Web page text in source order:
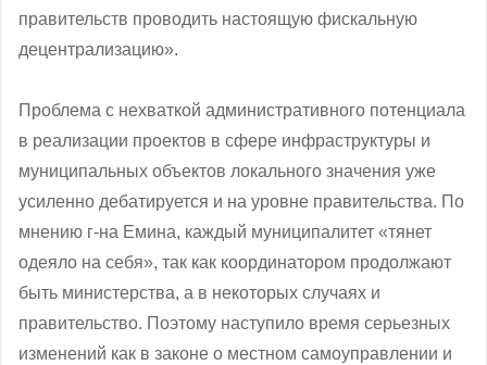
правительств проводить настоящую фискальную
децентрализацию».
Проблема с нехваткой административного потенциала
в реализации проектов в сфере инфраструктуры и
муниципальных объектов локального значения уже
усиленно дебатируется и на уровне правительства. По
мнению г-на Емина, каждый муниципалитет «тянет
одеяло на себя», так как координатором продолжают
быть министерства, а в некоторых случаях и
правительство. Поэтому наступило время серьезных
изменений как в законе о местном самоуправлении и